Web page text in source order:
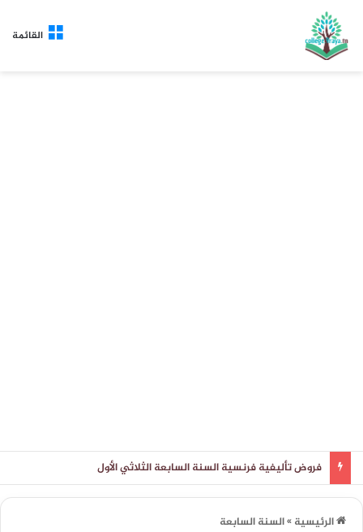
القائمة
فروض تأليفية فرنسية السنة التاسعة الثلاثي الأول
الرئيسية»السنة السابعة